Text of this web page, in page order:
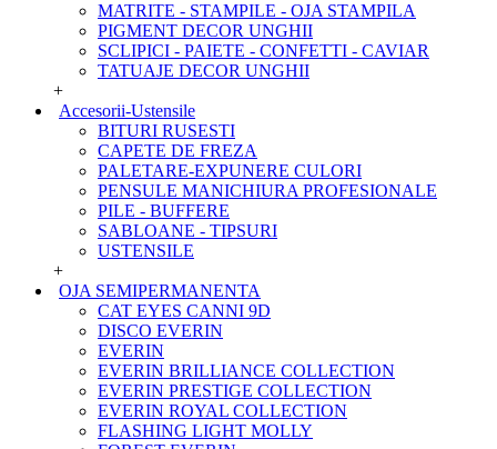
MATRITE - STAMPILE - OJA STAMPILA
PIGMENT DECOR UNGHII
SCLIPICI - PAIETE - CONFETTI - CAVIAR
TATUAJE DECOR UNGHII
+
Accesorii-Ustensile
BITURI RUSESTI
CAPETE DE FREZA
PALETARE-EXPUNERE CULORI
PENSULE MANICHIURA PROFESIONALE
PILE - BUFFERE
SABLOANE - TIPSURI
USTENSILE
+
OJA SEMIPERMANENTA
CAT EYES CANNI 9D
DISCO EVERIN
EVERIN
EVERIN BRILLIANCE COLLECTION
EVERIN PRESTIGE COLLECTION
EVERIN ROYAL COLLECTION
FLASHING LIGHT MOLLY